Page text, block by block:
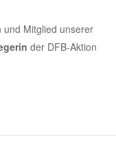
Mitglied unserer
der DFB-Aktion